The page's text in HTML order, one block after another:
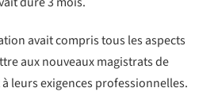
avait compris tous les aspects
aux nouveaux magistrats de
leurs exigences professionnelles.